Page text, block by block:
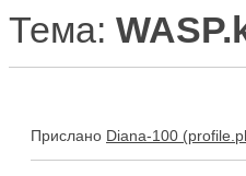
Тема:
Прислано Diana-100